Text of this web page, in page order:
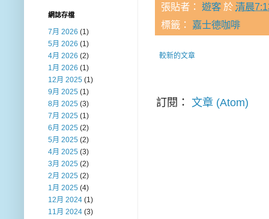
張貼者： 遊客 於 清晨
標籤： 嘉士德咖啡
較新的文章
訂閱： 文章 (Atom)
網誌存檔
7月 2026 (1)
5月 2026 (1)
4月 2026 (2)
1月 2026 (1)
12月 2025 (1)
9月 2025 (1)
8月 2025 (3)
7月 2025 (1)
6月 2025 (2)
5月 2025 (2)
4月 2025 (3)
3月 2025 (2)
2月 2025 (2)
1月 2025 (4)
12月 2024 (1)
11月 2024 (3)